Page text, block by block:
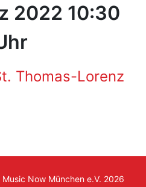
2022 10:30
Thomas-Lorenz
Now München e.V. 2026